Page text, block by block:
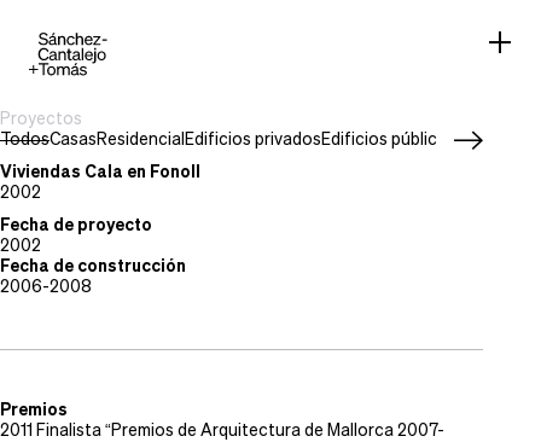
Proyectos
TodosCasas Residencial Edificios privados Edificios públicosWork in
Viviendas Cala en Fonoll
2002
Tipo de proyecto
Residencial
Situación
Fecha de proyecto
2002
Fecha de construcción
2006-2008
Premios
2011 Finalista “Premios de Arquitectura de Mallorca 2007-